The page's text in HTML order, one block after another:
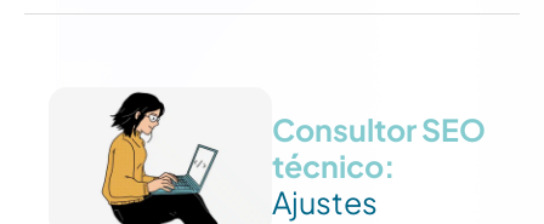
Consultor SEO
técnico:
Ajustes